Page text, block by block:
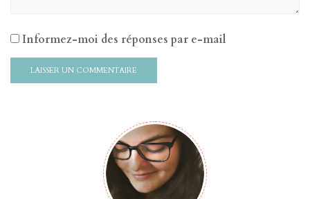
Informez-moi des réponses par e-mail